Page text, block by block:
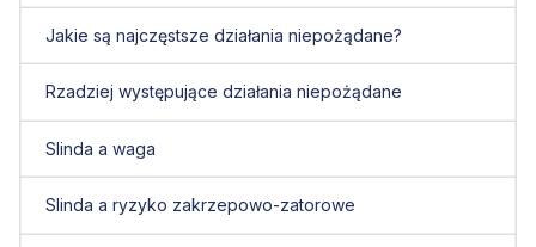
Jakie są najczęstsze działania niepożądane?
Rzadziej występujące działania niepożądane
Slinda a waga
Slinda a ryzyko zakrzepowo-zatorowe